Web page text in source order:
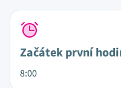
Začátek první
8:00